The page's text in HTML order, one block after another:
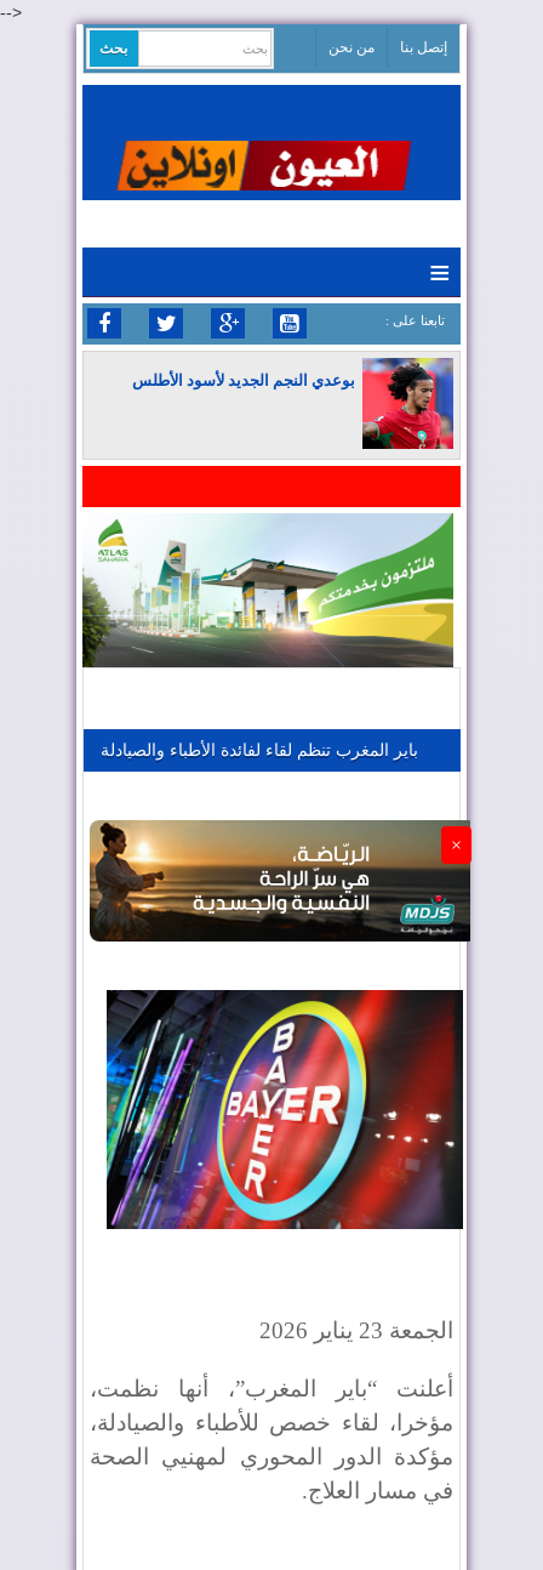
-->
إتصل بنا من نحن
≡
: تابعنا على
بوعدي النجم الجديد لأسود الأطلس
المغرب يعزز موقعه في صناعة الطيران
باير المغرب تنظم لقاء لفائدة الأطباء والصيادلة
×
الجمعة 23 يناير 2026
أعلنت “باير المغرب”، أنها نظمت،
مؤخرا، لقاء خصص للأطباء والصيادلة،
مؤكدة الدور المحوري لمهنيي الصحة
في مسار العلاج.